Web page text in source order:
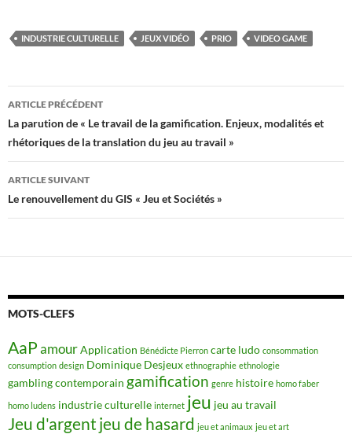
INDUSTRIE CULTURELLE JEUX VIDÉO PRIO VIDEO GAME
Navigation
des
articles
ARTICLE PRÉCÉDENT
La parution de « Le travail de la gamification. Enjeux, modalités et
rhétoriques de la translation du jeu au travail »
ARTICLE SUIVANT
Le renouvellement du GIS « Jeu et Sociétés »
MOTS-CLEFS
AaPamourApplication Bénédicte Pierron carte ludo consommation
consumption design Dominique Desjeux ethnographie ethnologie
gambling contemporain gamification genre histoire homo faber
homo ludens industrie culturelle internet jeu jeu au travail
Jeu d'argent jeu de hasard jeu et animaux jeu et art